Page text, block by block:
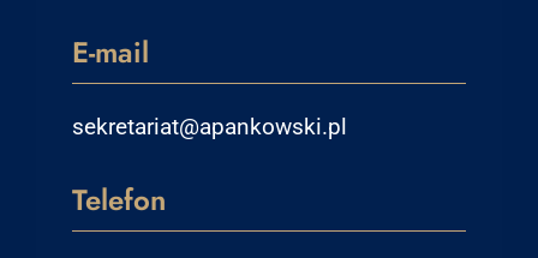
E-mail
sekretariat@apankowski.pl
Telefon